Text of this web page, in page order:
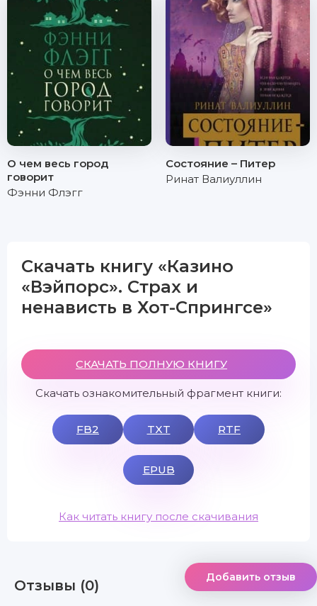
О чем весь город
говорит
Фэнни Флэгг
Состояние – Питер
Ринат Валиуллин
Скачать книгу «Казино
«Вэйпорс». Страх и
ненависть в Хот-Спрингсе»
СКАЧАТЬ ПОЛНУЮ КНИГУ
Скачать ознакомительный фрагмент книги:
FB2 TXT RTF
EPUB
Как читать книгу после скачивания
Отзывы (0) Добавить отзыв